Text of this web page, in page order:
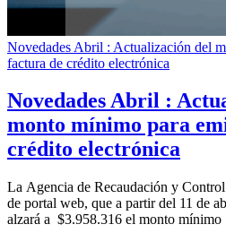
Novedades Abril : Actualización del
factura de crédito electrónica
Novedades Abril :
monto mínimo para
crédito electrónica
La Agencia de Recaudación y
de portal web, que a partir del 11 de
alzará a $3.958.316 el monto